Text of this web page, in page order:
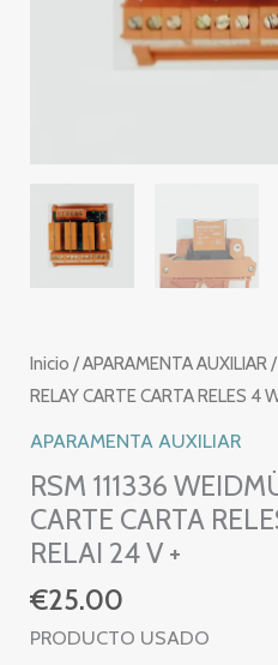
Inicio /APARAMENTA AUXILIAR
RELAY CARTE CARTA RELES 4
APARAMENTA AUXILIAR
RSM 111336
CARTE CARTA
RELAI 24 V +
€25.00
PRODUCTO USADO